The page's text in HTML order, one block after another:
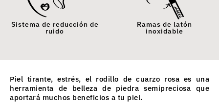
Sistema de reducción de
ruido
Ramas de latón
inoxidable
Piel tirante, estrés, el rodillo de cuarzo rosa es una
herramienta de belleza de piedra semipreciosa que
aportará muchos beneficios a tu piel.